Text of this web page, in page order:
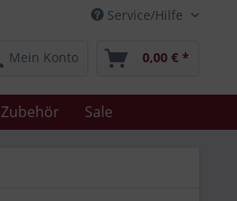
Service/Hilfe
Mein Konto 0,00 € *
Zubehör Sale